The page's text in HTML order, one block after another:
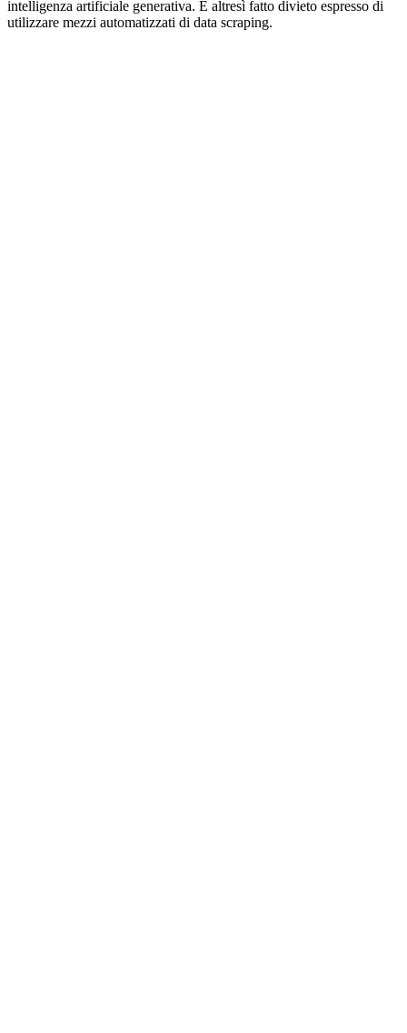
intelligenza artificiale generativa. È altresì fatto divieto espresso di
utilizzare mezzi automatizzati di data scraping.